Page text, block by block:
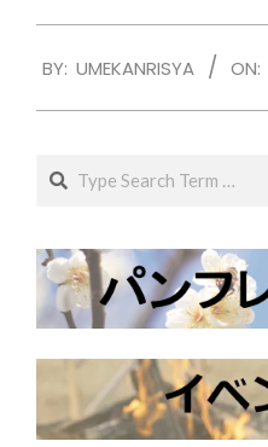
01-
BY: UMEKANRISYA ON:
Search